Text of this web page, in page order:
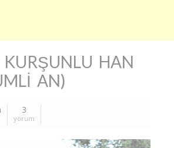
KURŞUNLU HAN
AN)
3
yorum